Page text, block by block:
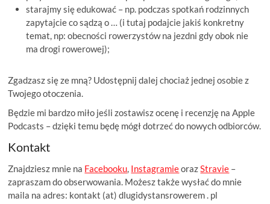
starajmy się edukować – np. podczas spotkań rodzinnych
zapytajcie co sądzą o … (i tutaj podajcie jakiś konkretny
temat, np: obecności rowerzystów na jezdni gdy obok nie
ma drogi rowerowej);
Zgadzasz się ze mną? Udostępnij dalej chociaż jednej osobie z
Twojego otoczenia.
Będzie mi bardzo miło jeśli zostawisz ocenę i recenzję na Apple
Podcasts – dzięki temu będę mógł dotrzeć do nowych odbiorców.
Kontakt
Znajdziesz mnie na Facebooku, InstagramieorazStravie –
zapraszam do obserwowania. Możesz także wysłać do mnie
maila na adres: kontakt (at) dlugidystansrowerem . pl